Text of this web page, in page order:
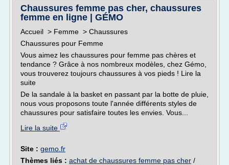
Chaussures femme pas cher, chaussures
femme en ligne | GÉMO
Accueil > Femme > Chaussures
Chaussures pour Femme
Vous aimez les chaussures pour femme pas chères et
tendance ? Grâce à nos nombreux modèles, chez Gémo,
vous trouverez toujours chaussures à vos pieds ! Lire la
suite
De la sandale à la basket en passant par la botte de pluie,
nous vous proposons toute l'année différents styles de
chaussures pour satisfaire toutes les envies. Vous...
Lire la suite
Site : gemo.fr
Thèmes liés : achat de chaussures femme pas cher /